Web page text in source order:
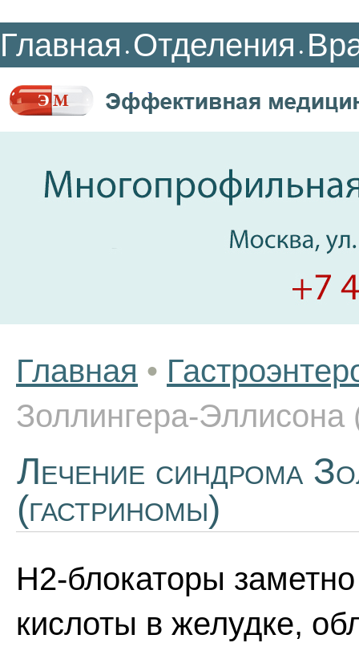
Главная • Отделения •
Главная •
Золлингера-Эллисона
Лечение синдрома
(гастриномы)
Н2-блокаторы
кислоты в желудке,